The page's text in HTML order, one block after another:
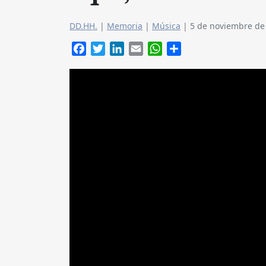
DD.HH. | Memoria | Música | 5 de noviembre de
FacebookTwitterLinkedIn
Email WhatsApp